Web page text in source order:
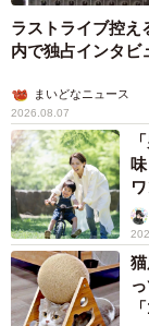
ラストライブ控
内で独占インタビ
まいどなニュース
2026.08.07